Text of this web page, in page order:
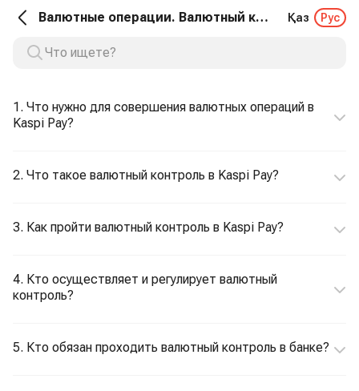
Валютные операции. Валютный контроль Қаз Рус
1. Что нужно для совершения валютных операций в
Kaspi Pay?
2. Что такое валютный контроль в Kaspi Pay?
3. Как пройти валютный контроль в Kaspi Pay?
4. Кто осуществляет и регулирует валютный
контроль?
5. Кто обязан проходить валютный контроль в банке?